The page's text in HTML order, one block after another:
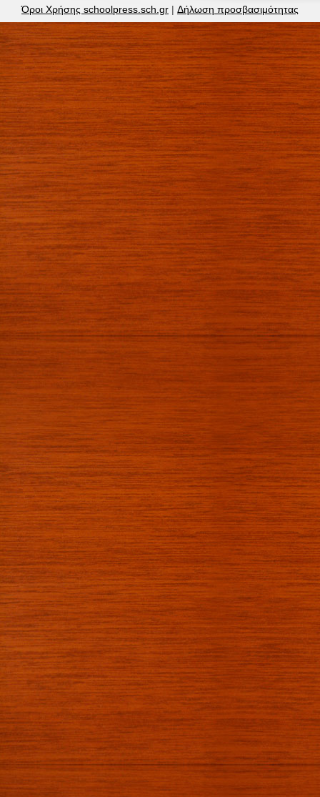
Όροι Χρήσης schoolpress.sch.gr | Δήλωση προσβασιμότητας